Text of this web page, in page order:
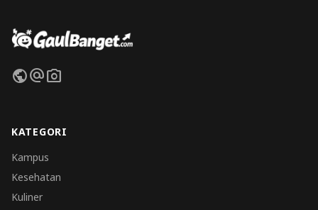
publicalternate_emailphoto_camera
KATEGORI
Kampus
Kesehatan
Kuliner